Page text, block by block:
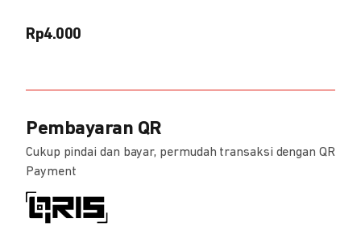
Rp4.000
Pembayaran QR
Cukup pindai dan bayar, permudah transaksi dengan QR
Payment